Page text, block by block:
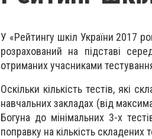
У «Рейтингу шкіл України 2017
розрахований на підставі
отриманих учасниками
Оскільки кількість тестів, які
навчальних закладах (від
Богуна до мінімальних 3-х
поправку на кількість